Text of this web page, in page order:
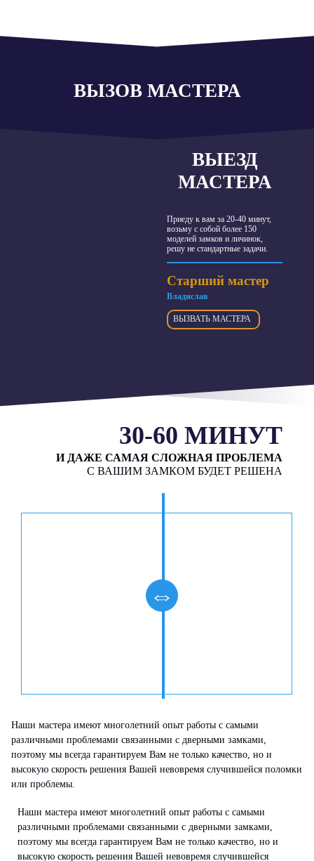
ВЫЗОВ МАСТЕРА
ВЫЕЗД
МАСТЕРА
Приеду к вам за 20-40 минут,
возьму с собой более 150
моделей замков и личинок,
решу не стандартные задачи.
Старший мастер
Владислав
ВЫЗВАТЬ МАСТЕРА
30-60 МИНУТ
И ДАЖЕ САМАЯ СЛОЖНАЯ ПРОБЛЕМА
С ВАШИМ ЗАМКОМ БУДЕТ РЕШЕНА
Наши мастера имеют многолетний опыт работы с самыми
различными проблемами связанными с дверными замками,
поэтому мы всегда гарантируем Вам не только качество, но и
высокую скорость решения Вашей невовремя случившейся поломки
или проблемы.
Наши мастера имеют многолетний опыт работы с самыми
различными проблемами связанными с дверными замками,
поэтому мы всегда гарантируем Вам не только качество, но и
высокую скорость решения Вашей невовремя случившейся